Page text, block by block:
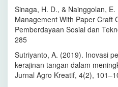
Sinaga, H. D., & Nainggolan,
Management With Paper Craft
Pemberdayaan Sosial dan
285
Sutriyanto, A. (2019). Inovasi
kerajinan tangan dalam
Jurnal Agro Kreatif, 4(2),